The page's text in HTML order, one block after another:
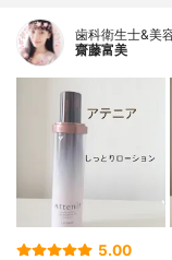
歯科衛生士&美
齋藤富美
5.00